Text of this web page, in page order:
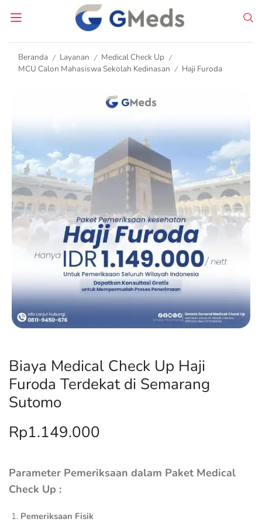
Beranda / Layanan / Medical Check Up /
MCU Calon Mahasiswa Sekolah Kedinasan / Haji Furoda
Biaya Medical Check Up Haji
Furoda Terdekat di Semarang
Sutomo
Rp1.149.000
Parameter Pemeriksaan dalam Paket Medical
Check Up :
Pemeriksaan Fisik